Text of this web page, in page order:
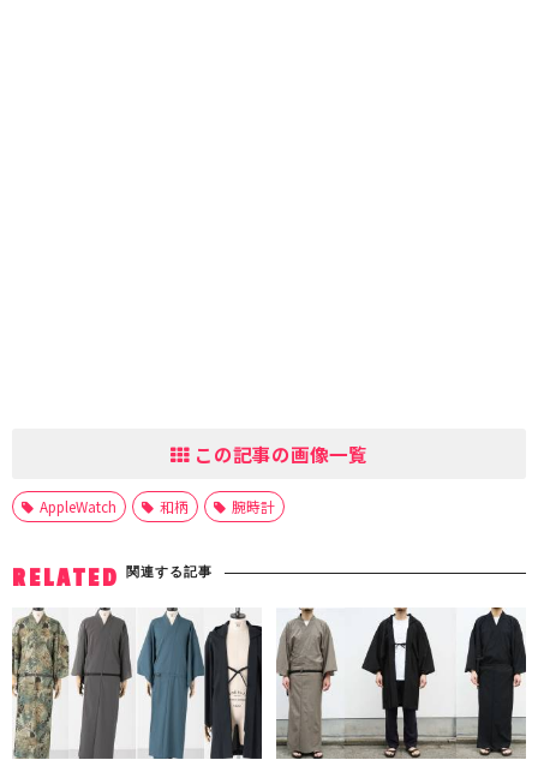
この記事の画像一覧
AppleWatch 和柄 腕時計
RELATED 関連する記事